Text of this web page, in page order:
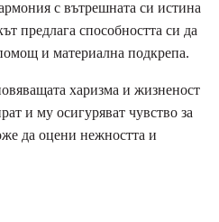
с вътрешната си истина
предлага способността си да
и материална подкрепа.
харизма и жизненост
и му осигуряват чувство за
да оцени нежността и